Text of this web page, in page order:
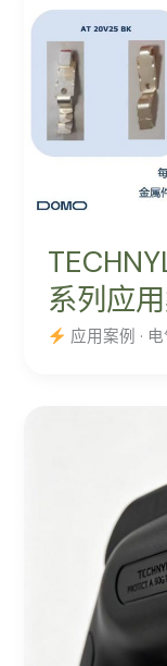
系列应
应用案例 ·